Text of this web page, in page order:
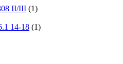
II/III (1)
14-18 (1)